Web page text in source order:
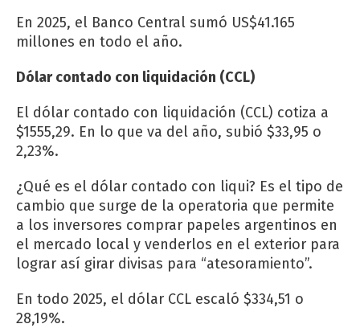
En 2025, el Banco Central sumó US$41.165
millones en todo el año.
Dólar contado con liquidación (CCL)
El dólar contado con liquidación (CCL) cotiza a
$1555,29. En lo que va del año, subió $33,95 o
2,23%.
¿Qué es el dólar contado con liqui? Es el tipo de
cambio que surge de la operatoria que permite
a los inversores comprar papeles argentinos en
el mercado local y venderlos en el exterior para
lograr así girar divisas para “atesoramiento”.
En todo 2025, el dólar CCL escaló $334,51 o
28,19%.